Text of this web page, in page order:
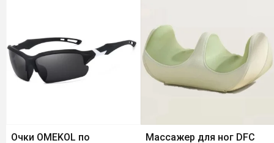
Очки OMEKOL по Массажер для ног DFC